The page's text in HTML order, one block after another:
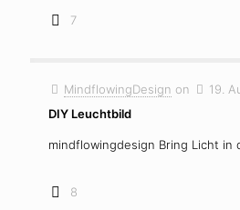
7
MindflowingDesign on
19.
DIY Leuchtbild
mindflowingdesign Bring Licht in
8